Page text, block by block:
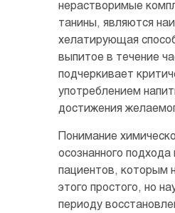
нерастворимые
танины, являются
хелатирующая
выпитое в течение
подчеркивает
употреблением
достижения
Понимание
осознанного
пациентов, которым
этого простого, но
периоду